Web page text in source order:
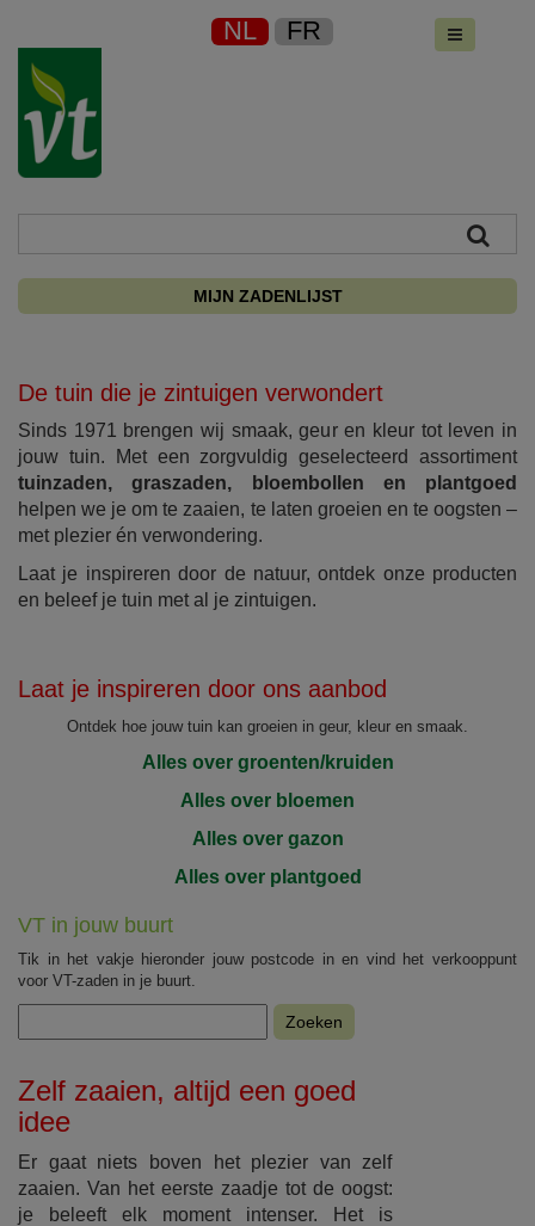
NL FR
MIJN ZADENLIJST
De tuin die je zintuigen verwondert
Sinds 1971 brengen wij smaak, geur en kleur tot leven in
jouw tuin. Met een zorgvuldig geselecteerd assortiment
tuinzaden, graszaden, bloembollen en plantgoed
helpen we je om te zaaien, te laten groeien en te oogsten –
met plezier én verwondering.
Laat je inspireren door de natuur, ontdek onze producten
en beleef je tuin met al je zintuigen.
Laat je inspireren door ons aanbod
Ontdek hoe jouw tuin kan groeien in geur, kleur en smaak.
Alles over groenten/kruiden
Alles over bloemen
Alles over gazon
Alles over plantgoed
VT in jouw buurt
Tik in het vakje hieronder jouw postcode in en vind het verkooppunt
voor VT-zaden in je buurt.
Zoeken
Zelf zaaien, altijd een goed
idee
Er gaat niets boven het plezier van zelf
zaaien. Van het eerste zaadje tot de oogst:
je beleeft elk moment intenser. Het is